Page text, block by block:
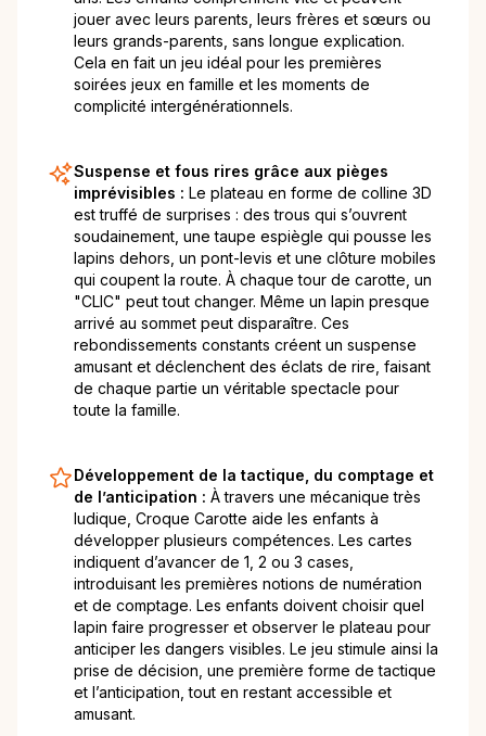
jouer avec leurs parents, leurs frères et sœurs ou
leurs grands-parents, sans longue explication.
Cela en fait un jeu idéal pour les premières
soirées jeux en famille et les moments de
complicité intergénérationnels.
Suspense et fous rires grâce aux pièges
imprévisibles : Le plateau en forme de colline 3D
est truffé de surprises : des trous qui s’ouvrent
soudainement, une taupe espiègle qui pousse les
lapins dehors, un pont-levis et une clôture mobiles
qui coupent la route. À chaque tour de carotte, un
"CLIC" peut tout changer. Même un lapin presque
arrivé au sommet peut disparaître. Ces
rebondissements constants créent un suspense
amusant et déclenchent des éclats de rire, faisant
de chaque partie un véritable spectacle pour
toute la famille.
Développement de la tactique, du comptage et
de l’anticipation : À travers une mécanique très
ludique, Croque Carotte aide les enfants à
développer plusieurs compétences. Les cartes
indiquent d’avancer de 1, 2 ou 3 cases,
introduisant les premières notions de numération
et de comptage. Les enfants doivent choisir quel
lapin faire progresser et observer le plateau pour
anticiper les dangers visibles. Le jeu stimule ainsi la
prise de décision, une première forme de tactique
et l’anticipation, tout en restant accessible et
amusant.